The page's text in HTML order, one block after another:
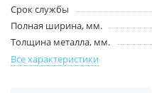
Срок службы
Полная ширина, мм.
Толщина металла, мм.
Все характеристики